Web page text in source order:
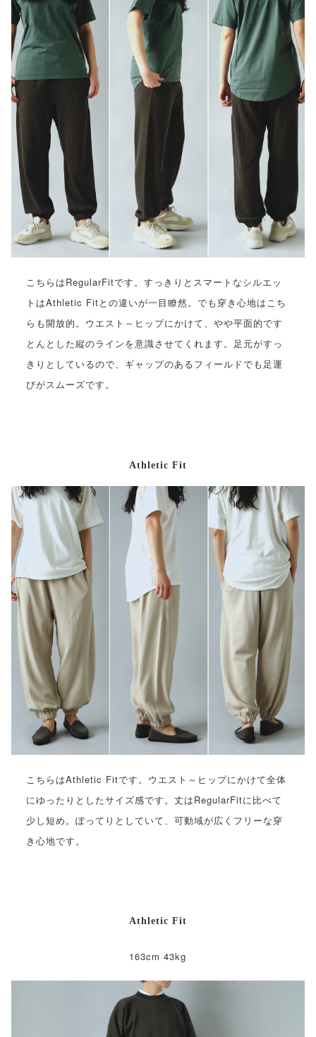
こちらはRegularFitです。すっきりとスマートなシルエッ
トはAthletic Fitとの違いが一目瞭然。でも穿き心地はこち
らも開放的。ウエスト～ヒップにかけて、やや平面的です
とんとした縦のラインを意識させてくれます。足元がすっ
きりとしているので、ギャップのあるフィールドでも足運
びがスムーズです。
Athletic Fit
こちらはAthletic Fitです。ウエスト～ヒップにかけて全体
にゆったりとしたサイズ感です。丈はRegularFitに比べて
少し短め。ぽってりとしていて、可動域が広くフリーな穿
き心地です。
Athletic Fit
163cm 43kg